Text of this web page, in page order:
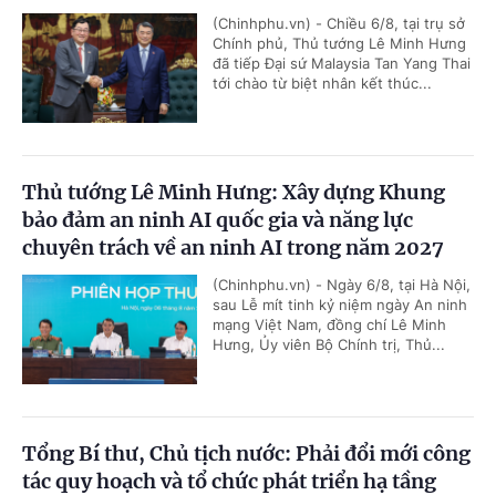
(Chinhphu.vn) - Chiều 6/8, tại trụ sở
Chính phủ, Thủ tướng Lê Minh Hưng
đã tiếp Đại sứ Malaysia Tan Yang Thai
tới chào từ biệt nhân kết thúc...
Thủ tướng Lê Minh Hưng: Xây dựng Khung
bảo đảm an ninh AI quốc gia và năng lực
chuyên trách về an ninh AI trong năm 2027
(Chinhphu.vn) - Ngày 6/8, tại Hà Nội,
sau Lễ mít tinh kỷ niệm ngày An ninh
mạng Việt Nam, đồng chí Lê Minh
Hưng, Ủy viên Bộ Chính trị, Thủ...
Tổng Bí thư, Chủ tịch nước: Phải đổi mới công
tác quy hoạch và tổ chức phát triển hạ tầng